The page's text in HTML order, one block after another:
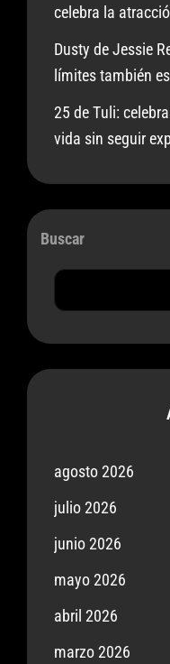
celebra la
Dusty de Jessie
límites también
25 de Tuli:
vida sin seguir
Buscar
agosto 2026
julio 2026
junio 2026
mayo 2026
abril 2026
marzo 2026